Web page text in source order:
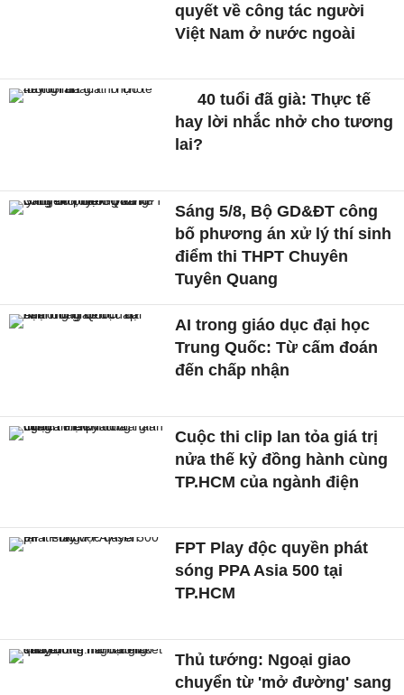
quyết về công tác người
Việt Nam ở nước ngoài
40 tuổi đã già: Thực tế
hay lời nhắc nhở cho tương
lai?
Sáng 5/8, Bộ GD&ĐT công
bố phương án xử lý thí sinh
điểm thi THPT Chuyên
Tuyên Quang
AI trong giáo dục đại học
Trung Quốc: Từ cấm đoán
đến chấp nhận
Cuộc thi clip lan tỏa giá trị
nửa thế kỷ đồng hành cùng
TP.HCM của ngành điện
FPT Play độc quyền phát
sóng PPA Asia 500 tại
TP.HCM
Thủ tướng: Ngoại giao
chuyển từ 'mở đường' sang